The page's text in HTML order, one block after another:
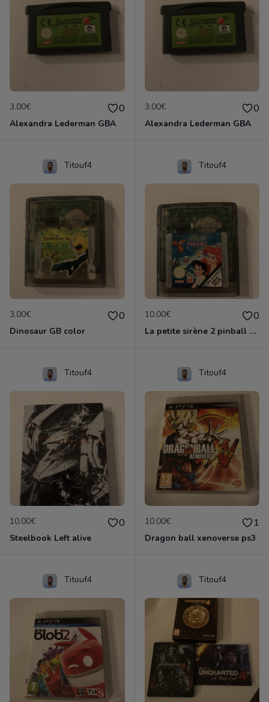
3.00€ 0
Alexandra Lederman GBA
3.00€ 0
Alexandra Lederman GBA
Titouf4
3.00€ 0
Dinosaur GB color
Titouf4
10.00€ 0
La petite sirène 2 pinball GB color
Titouf4
10.00€ 0
Steelbook Left alive
Titouf4
10.00€ 1
Dragon ball xenoverse ps3
Titouf4 Titouf4